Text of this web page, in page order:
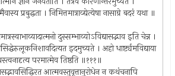
प्रबुद्धता । निमित्तमात्राव्द्येत्येषा नासाग्रे बदरं यथा ॥
दुस्सम्भाव्योऽविद्यासद्भाव इति चेन्न ।
इदमुच्यते । अहो धार्ष्ट्यमविद्याया
परमात्मेव तिष्ठति ॥१११॥
आत्मवस्तुवृत्तानुरोधेन न कथंचनापि